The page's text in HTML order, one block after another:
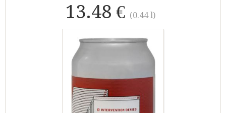
13.48 € (0.44 l)